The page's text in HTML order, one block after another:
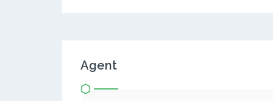
Agent